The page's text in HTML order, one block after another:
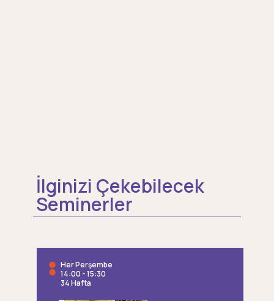
İlginizi Çekebilecek
Seminerler
Her Perşembe
14:00 - 15:30
34 Hafta